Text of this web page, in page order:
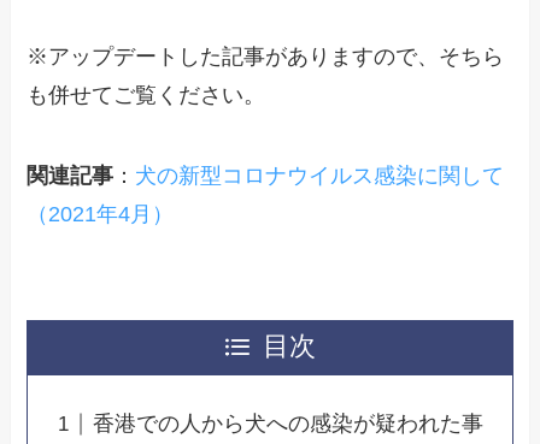
※アップデートした記事がありますので、そちら
も併せてご覧ください。
関連記事 ： 犬の新型コロナウイルス感染に関して
（2021年4月）
目次
香港での人から犬への感染が疑われた事